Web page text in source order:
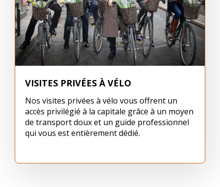
VISITES PRIVÉES À VÉLO
Nos visites privées à vélo vous offrent un
accès privilégié à la capitale grâce à un moyen
de transport doux et un guide professionnel
qui vous est entièrement dédié.